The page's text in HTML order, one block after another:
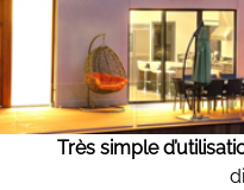
Très simple